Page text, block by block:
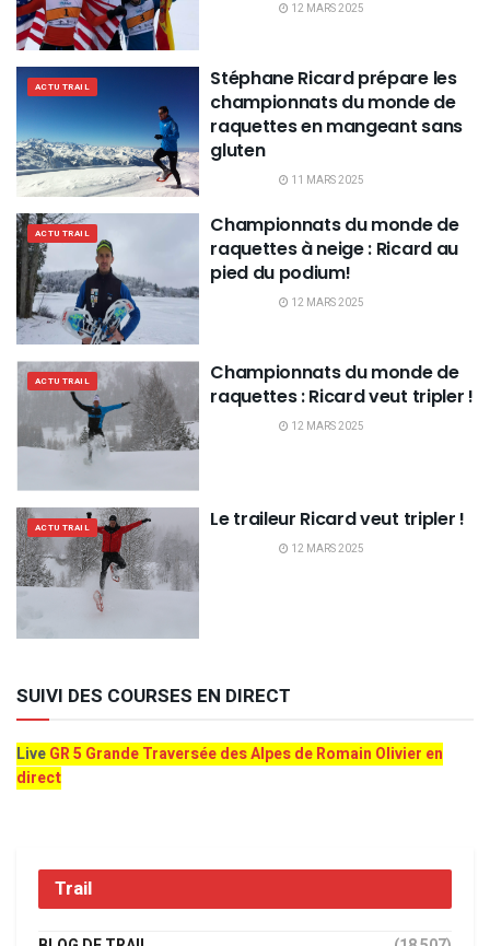
12 MARS 2025
ACTU TRAIL
Stéphane Ricard prépare les
championnats du monde de
raquettes en mangeant sans
gluten
11 MARS 2025
ACTU TRAIL
Championnats du monde de
raquettes à neige : Ricard au
pied du podium!
12 MARS 2025
ACTU TRAIL
Championnats du monde de
raquettes : Ricard veut tripler !
12 MARS 2025
ACTU TRAIL Le traileur Ricard veut tripler !
12 MARS 2025
SUIVI DES COURSES EN DIRECT
LiveGR 5 Grande Traversée des Alpes de Romain Olivier en
direct
Trail